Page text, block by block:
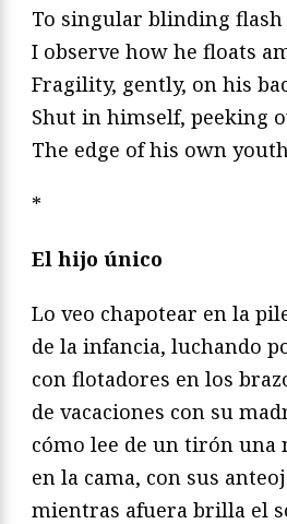
To singular blinding
I observe how he floats
Fragility, gently, on his
Shut in himself, peeking
The edge of his own
*
El hijo único
Lo veo chapotear en la
de la infancia, luchando
con flotadores en los
de vacaciones con su
cómo lee de un tirón una
en la cama, con sus
mientras afuera brilla el